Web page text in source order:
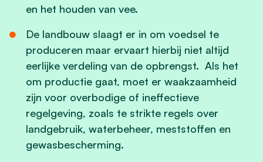
en het houden van vee.
De landbouw slaagt er in om voedsel te
produceren maar ervaart hierbij niet altijd
eerlijke verdeling van de opbrengst. Als het
om productie gaat, moet er waakzaamheid
zijn voor overbodige of ineffectieve
regelgeving, zoals te strikte regels over
landgebruik, waterbeheer, meststoffen en
gewasbescherming.